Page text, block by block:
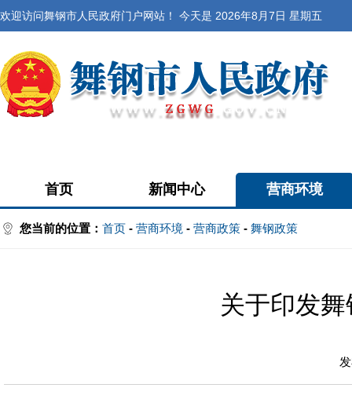
欢迎访问舞钢市人民政府门户网站！ 今天是 2026年8月7日 星期五
首页 新闻中心 营商环境
您当前的位置： 首页 - 营商环境 - 营商政策 - 舞钢政策
关于印发